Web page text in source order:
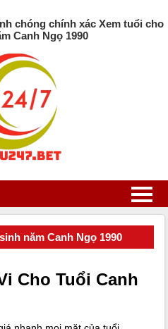
chóng chính xác Xem tuổi cho
Canh Ngọ 1990
năm Canh Ngọ 1990
Cho Tuổi Canh